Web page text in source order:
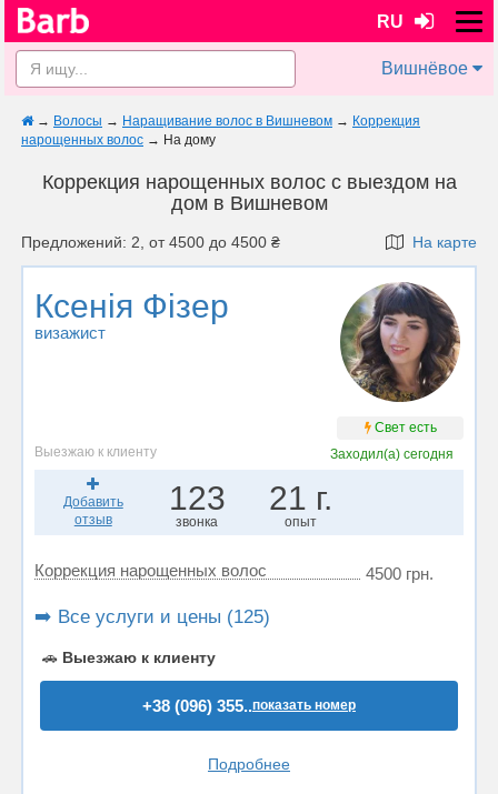
RU
Вишнёвое
→ Волосы → Наращивание волос в Вишневом → Коррекция
нарощенных волос → На дому
Коррекция нарощенных волос с выездом на
дом в Вишневом
Предложений: 2, от 4500 до 4500 ₴ На карте
Ксенія Фізер
визажист
Свет есть
Выезжаю к клиенту
Заходил(а)сегодня
Добавить
отзыв
123
звонка
21 г.
опыт
Коррекция нарощенных волос 4500 грн.
➡️ Все услуги и цены (125)
🚗 Выезжаю к клиенту
+38 (096) 355..показать номер
Подробнее